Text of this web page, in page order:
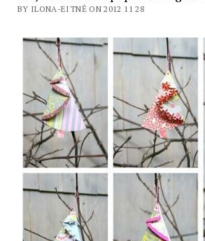
BY ILONA-EITNĖ ON 2012 11 28